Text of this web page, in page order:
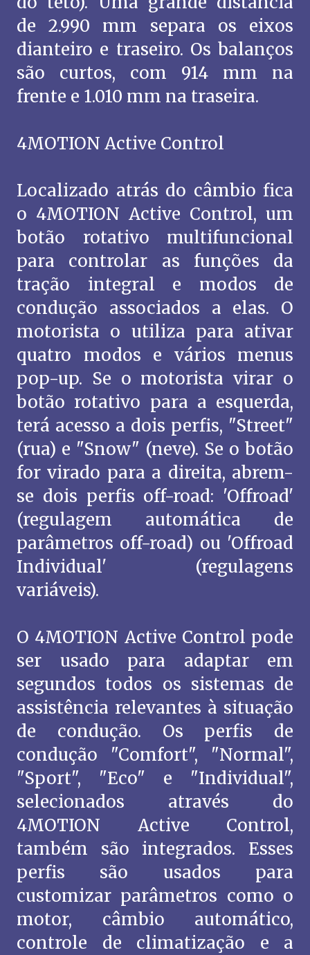
de 2.990 mm separa os eixos
dianteiro e traseiro. Os balanços
são curtos, com 914 mm na
frente e 1.010 mm na traseira.
4MOTION Active Control
Localizado atrás do câmbio fica
o 4MOTION Active Control, um
botão rotativo multifuncional
para controlar as funções da
tração integral e modos de
condução associados a elas. O
motorista o utiliza para ativar
quatro modos e vários menus
pop-up. Se o motorista virar o
botão rotativo para a esquerda,
terá acesso a dois perfis, "Street"
(rua) e "Snow" (neve). Se o botão
for virado para a direita, abrem-
se dois perfis off-road: 'Offroad'
(regulagem automática de
parâmetros off-road) ou 'Offroad
Individual' (regulagens
variáveis).
O 4MOTION Active Control pode
ser usado para adaptar em
segundos todos os sistemas de
assistência relevantes à situação
de condução. Os perfis de
condução "Comfort", "Normal",
"Sport", "Eco" e "Individual",
selecionados através do
4MOTION Active Control,
também são integrados. Esses
perfis são usados para
customizar parâmetros como o
motor, câmbio automático,
controle de climatização e a